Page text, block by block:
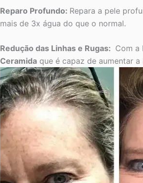
Reparo Profundo: Repara a pele
mais de 3x água do que o normal.
Redução das Linhas e Rugas: Com a
Ceramida que é capaz de aumentar